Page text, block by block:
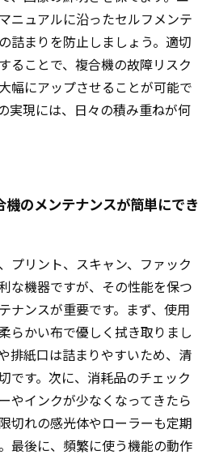
ニュアルに沿ったセルフメンテ
詰まりを防止しましょう。適切
ることで、複合機の故障リスク
幅にアップさせることが可能で
実現には、日々の積み重ねが何
のメンテナンスが簡単にでき
プリント、スキャン、ファック
な機器ですが、その性能を保つ
ナンスが重要です。まず、使用
らかい布で優しく拭き取りまし
排紙口は詰まりやすいため、清
です。次に、消耗品のチェック
やインクが少なくなってきたら
切れの感光体やローラーも定期
最後に、頻繁に使う機能の動作